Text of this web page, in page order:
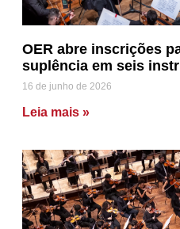
OER abre inscrições
suplência em seis
16 de junho de 2026
Leia mais »